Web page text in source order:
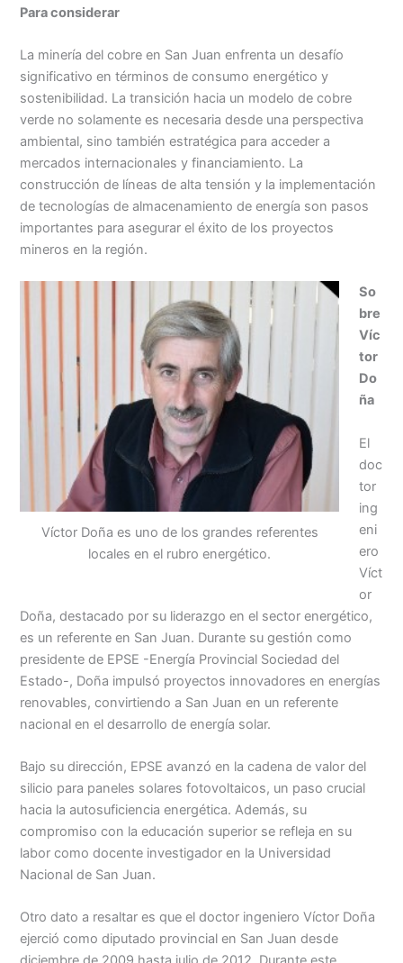
Para considerar
La minería del cobre en San Juan enfrenta un desafío
significativo en términos de consumo energético y
sostenibilidad. La transición hacia un modelo de cobre
verde no solamente es necesaria desde una perspectiva
ambiental, sino también estratégica para acceder a
mercados internacionales y financiamiento. La
construcción de líneas de alta tensión y la implementación
de tecnologías de almacenamiento de energía son pasos
importantes para asegurar el éxito de los proyectos
mineros en la región.
Víctor Doña es uno de los grandes referentes
locales en el rubro energético.
So
bre
Víc
tor
Do
ña
El
doc
tor
ing
eni
ero
Víct
or
Doña, destacado por su liderazgo en el sector energético,
es un referente en San Juan. Durante su gestión como
presidente de EPSE -Energía Provincial Sociedad del
Estado-, Doña impulsó proyectos innovadores en energías
renovables, convirtiendo a San Juan en un referente
nacional en el desarrollo de energía solar.
Bajo su dirección, EPSE avanzó en la cadena de valor del
silicio para paneles solares fotovoltaicos, un paso crucial
hacia la autosuficiencia energética. Además, su
compromiso con la educación superior se refleja en su
labor como docente investigador en la Universidad
Nacional de San Juan.
Otro dato a resaltar es que el doctor ingeniero Víctor Doña
ejerció como diputado provincial en San Juan desde